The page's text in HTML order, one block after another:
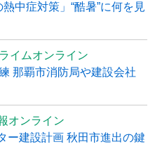
中症対策」“酷暑”に何を見
イムオンライン
那覇市消防局や建設会社
オンライン
ー建設計画 秋田市進出の鍵